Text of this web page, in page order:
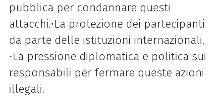
pubblica per condannare questi
attacchi.•La protezione dei partecipanti
da parte delle istituzioni internazionali.
•La pressione diplomatica e politica sui
responsabili per fermare queste azioni
illegali.